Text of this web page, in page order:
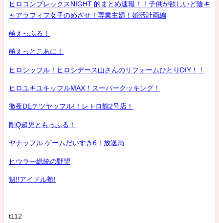
ヒロコンプレックスNIGHT 的まとめ速報！！子供が欲しいど陰キ
ャアラフィフ女子のめざせ！専業主婦！婚活計画編
萌えっふる！
萌えっとこあに！
ヒロシッフル！ヒロシデース山さんのリフォームひとりDIY！！
ヒロユキユキッフルMAX！スーパークッキング！
徹夜DEテツヤッフル!！レトロ館2号店！
剛Q超児ともっふる！
ヤナッフル ゲームだいすき6！放送局
ヒウラー総統の野望
魁!!アイドル塾!
t112